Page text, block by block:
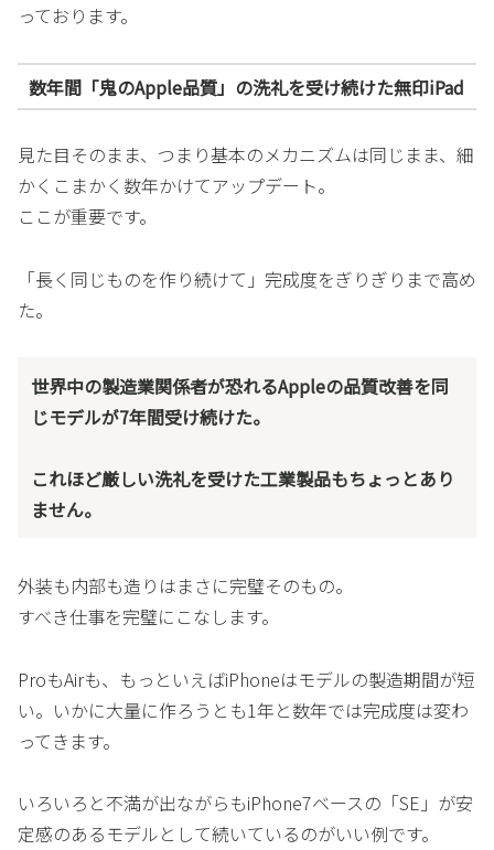
っております。
数年間「鬼のApple品質」の洗礼を受け続けた無印iPad
見た目そのまま、つまり基本のメカニズムは同じまま、細
かくこまかく数年かけてアップデート。
ここが重要です。
「長く同じものを作り続けて」完成度をぎりぎりまで高め
た。
世界中の製造業関係者が恐れるAppleの品質改善を同
じモデルが7年間受け続けた。
これほど厳しい洗礼を受けた工業製品もちょっとあり
ません。
外装も内部も造りはまさに完璧そのもの。
すべき仕事を完璧にこなします。
ProもAirも、もっといえばiPhoneはモデルの製造期間が短
い。いかに大量に作ろうとも1年と数年では完成度は変わ
ってきます。
いろいろと不満が出ながらもiPhone7ベースの「SE」が安
定感のあるモデルとして続いているのがいい例です。